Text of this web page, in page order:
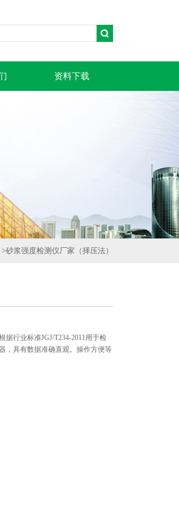
资料下载
>砂浆强度检测仪厂家（择压法）
行业标准JGJ/T234-2011用于检
，具有数据准确直观。操作方便等